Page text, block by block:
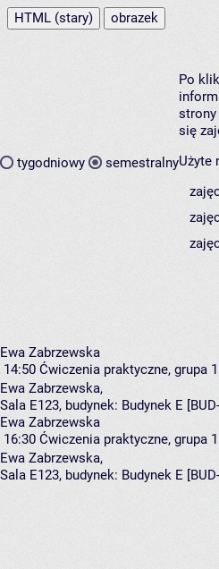
HTML (stary)
obrazek
tygodniowy semestralny
Po
strony
się
Użyte
Ewa Zabrzewska
14:50 Ćwiczenia praktyczne, grupa 1
Ewa Zabrzewska,
Sala E123, budynek: Budynek E
Ewa Zabrzewska
16:30 Ćwiczenia praktyczne, grupa 1
Ewa Zabrzewska,
Sala E123, budynek: Budynek E